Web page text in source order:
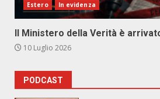
Estero In evidenza
Il Ministero della Verità è
10 Luglio 2026
PODCAST